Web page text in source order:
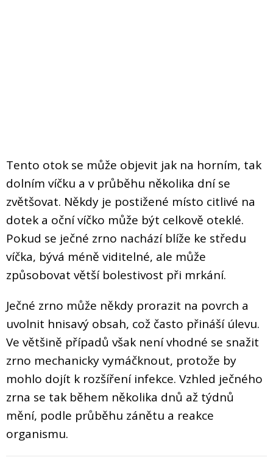
Tento otok se může objevit jak na horním, tak
dolním víčku a v průběhu několika dní se
zvětšovat. Někdy je postižené místo citlivé na
dotek a oční víčko může být celkově oteklé.
Pokud se ječné zrno nachází blíže ke středu
víčka, bývá méně viditelné, ale může
způsobovat větší bolestivost při mrkání.
Ječné zrno může někdy prorazit na povrch a
uvolnit hnisavý obsah, což často přináší úlevu.
Ve většině případů však není vhodné se snažit
zrno mechanicky vymáčknout, protože by
mohlo dojít k rozšíření infekce. Vzhled ječného
zrna se tak během několika dnů až týdnů
mění, podle průběhu zánětu a reakce
organismu.